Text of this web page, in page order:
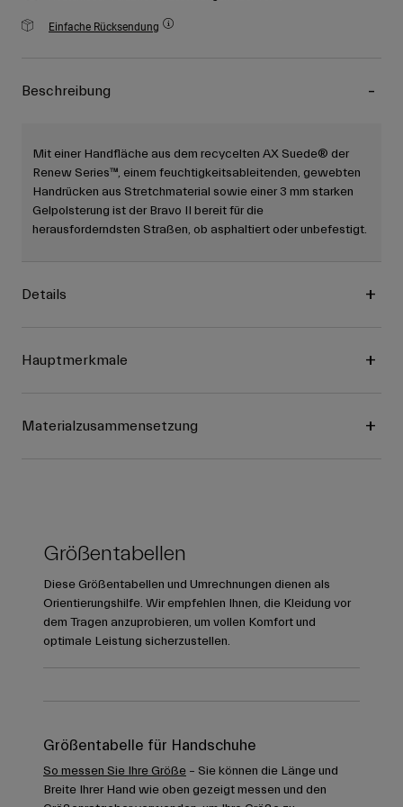
Einfache Rücksendung
Beschreibung
Mit einer Handfläche aus dem recycelten AX Suede® der
Renew Series™, einem feuchtigkeitsableitenden, gewebten
Handrücken aus Stretchmaterial sowie einer 3 mm starken
Gelpolsterung ist der Bravo II bereit für die
herausforderndsten Straßen, ob asphaltiert oder unbefestigt.
Details
Hauptmerkmale
Materialzusammensetzung
Größentabellen
Diese Größentabellen und Umrechnungen dienen als
Orientierungshilfe. Wir empfehlen Ihnen, die Kleidung vor
dem Tragen anzuprobieren, um vollen Komfort und
optimale Leistung sicherzustellen.
Größentabelle für Handschuhe
So messen Sie Ihre Größe – Sie können die Länge und
Breite Ihrer Hand wie oben gezeigt messen und den